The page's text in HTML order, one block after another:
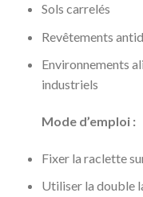
Sols carrelés
Revêtements
Environnements
industriels
Mode d’emploi :
Fixer la raclette
Utiliser la double